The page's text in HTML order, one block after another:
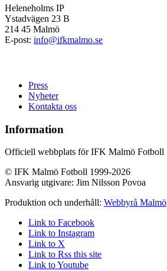
Heleneholms IP
Ystadvägen 23 B
214 45 Malmö
E-post: info@ifkmalmo.se
Press
Nyheter
Kontakta oss
Information
Officiell webbplats för IFK Malmö Fotboll
© IFK Malmö Fotboll 1999-2026
Ansvarig utgivare: Jim Nilsson Povoa
Produktion och underhåll: Webbyrå Malmö
Link to Facebook
Link to Instagram
Link to X
Link to Rss this site
Link to Youtube